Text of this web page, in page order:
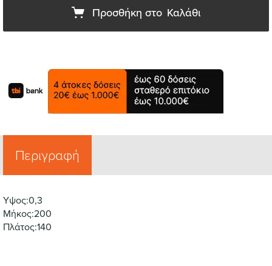
Προσθήκη στο Καλάθι
Περιγραφή
Υψος:0,3
Μήκος:200
Πλάτος:140